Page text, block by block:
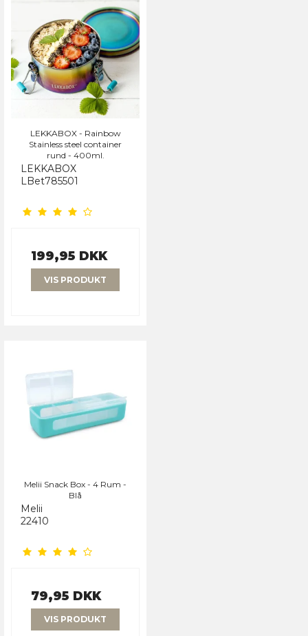
LEKKABOX - Rainbow
Stainless steel container
rund - 400ml.
LEKKABOX
LBet785501
199,95 DKK
VIS PRODUKT
Melii Snack Box - 4 Rum -
Blå
Melii
22410
79,95 DKK
VIS PRODUKT